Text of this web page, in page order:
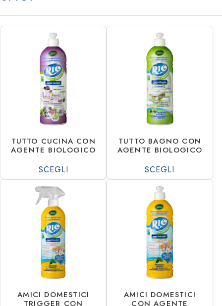
1.55 €20.93
TUTTO CUCINA CON
AGENTE BIOLOGICO
SCEGLI
1.55 €20.93
TUTTO BAGNO CON
AGENTE BIOLOGICO
SCEGLI
€22.01
AMICI DOMESTICI
TRIGGER CON
1.55 €20.93
AMICI DOMESTICI
CON AGENTE